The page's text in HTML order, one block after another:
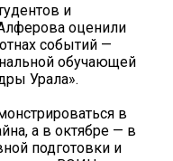
и
оценили
событий —
обучающей
Урала».
в
а в октябре — в
подготовки и